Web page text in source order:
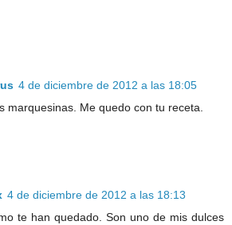
4 de diciembre de 2012 a las 18:05
marquesinas. Me quedo con tu receta.
4 de diciembre de 2012 a las 18:13
te han quedado. Son uno de mis dulces